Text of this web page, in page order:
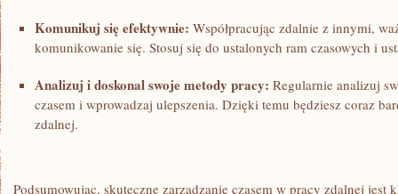
Komunikuj się efektywnie: Współpracując zdalnie z innymi,
komunikowanie się. Stosuj się do ustalonych ram⁢ czasowych i
Analizuj i doskonal swoje metody pracy: Regularnie analizuj
czasem i wprowadzaj ulepszenia. Dzięki temu będziesz coraz
zdalnej.
Podsumowując, skuteczne zarządzanie czasem‌ w pracy zdalnej jest